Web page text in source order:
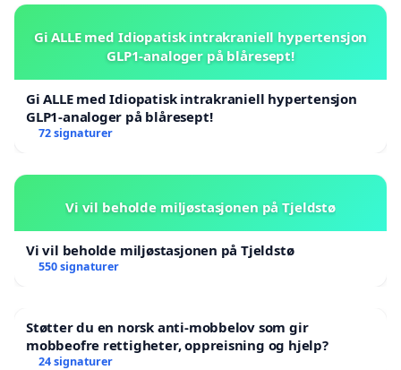
Gi ALLE med Idiopatisk intrakraniell hypertensjon
GLP1-analoger på blåresept!
Gi ALLE med Idiopatisk intrakraniell hypertensjon
GLP1-analoger på blåresept!
72 signaturer
Vi vil beholde miljøstasjonen på Tjeldstø
Vi vil beholde miljøstasjonen på Tjeldstø
550 signaturer
Støtter du en norsk anti-mobbelov som gir
mobbeofre rettigheter, oppreisning og hjelp?
24 signaturer